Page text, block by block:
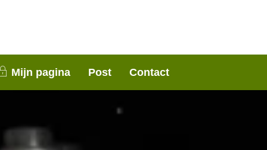
Mijn pagina Post Contact
3 weken contact met je op. Dank voor